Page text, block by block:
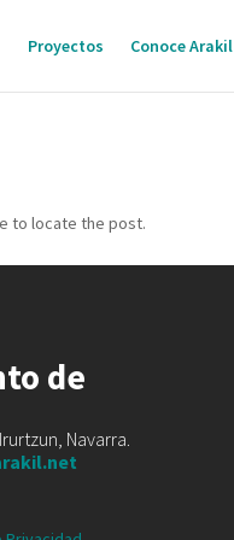
Proyectos Conoce Arakil
to locate the post.
de
Navarra.